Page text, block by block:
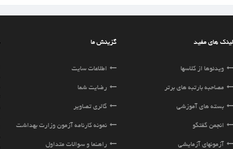
گزینش ما
اطلاعات سایت
رضایت شما
گالری تصاویر
نمونه کارنامه آزمون وزارت بهداشت
راهنما و سوالات متداول
لینک های مفید
ویدئوها از کلاسها
مصاحبه بارتبه های برتر
بسته های آموزشی
انجمن گفتگو
آزمونهای آزمایشی